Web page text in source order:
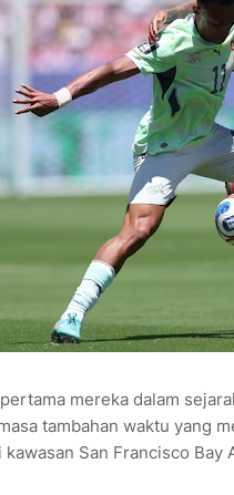
mereka dalam
tambahan waktu yang
San Francisco Bay